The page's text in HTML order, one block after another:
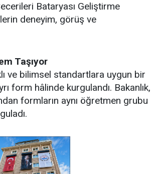
Bataryası Geliştirme
deneyim, görüş ve
Taşıyor
ve bilimsel standartlara uygun bir
form hâlinde kurgulandı. Bakanlık,
formların aynı öğretmen grubu